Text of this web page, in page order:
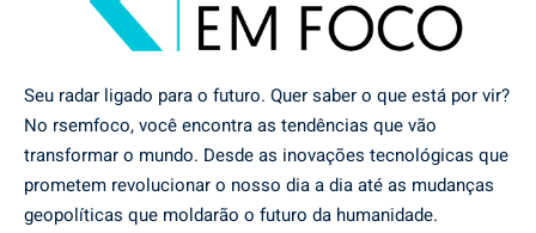
Seu radar ligado para o futuro. Quer saber o que está por vir?
No rsemfoco, você encontra as tendências que vão
transformar o mundo. Desde as inovações tecnológicas que
prometem revolucionar o nosso dia a dia até as mudanças
geopolíticas que moldarão o futuro da humanidade.